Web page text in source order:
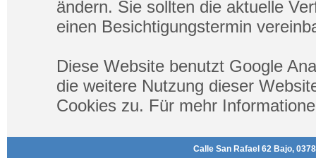
ändern. Sie sollten die aktuelle
einen Besichtigungstermin
Diese Website benutzt Google
die weitere Nutzung dieser
Cookies zu. Für mehr
Calle San Rafael 62 Bajo,